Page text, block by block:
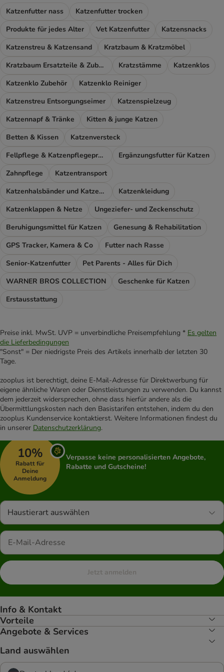
Katzenfutter nass
Katzenfutter trocken
Produkte für jedes Alter
Vet Katzenfutter
Katzensnacks
Katzenstreu & Katzensand
Kratzbaum & Kratzmöbel
Kratzbaum Ersatzteile & Zubehör
Kratzstämme
Katzenklos
Katzenklo Zubehör
Katzenklo Reiniger
Katzenstreu Entsorgungseimer
Katzenspielzeug
Katzennapf & Tränke
Kitten & junge Katzen
Betten & Kissen
Katzenversteck
Fellpflege & Katzenpflegeprodukte
Ergänzungsfutter für Katzen
Zahnpflege
Katzentransport
Katzenhalsbänder und Katzengeschirr
Katzenkleidung
Katzenklappen & Netze
Ungeziefer- und Zeckenschutz
Beruhigungsmittel für Katzen
Genesung & Rehabilitation
GPS Tracker, Kamera & Co
Futter nach Rasse
Senior-Katzenfutter
Pet Parents - Alles für Dich
WARNER BROS COLLECTION
Geschenke für Katzen
Erstausstattung
Preise inkl. MwSt. UVP = unverbindliche Preisempfehlung * Es gelten
die Lieferbedingungen
"Sonst" = Der niedrigste Preis des Artikels innerhalb der letzten 30
Tage.
zooplus ist berechtigt, deine E-Mail-Adresse für Direktwerbung für
eigene ähnliche Waren oder Dienstleistungen zu verwenden. Du kannst
dem jederzeit widersprechen, ohne dass hierfür andere als die
Übermittlungskosten nach den Basistarifen entstehen, indem du den
zooplus Kundenservice kontaktierst. Weitere Informationen findest du
in unserer Datenschutzerklärung.
10%
Rabatt für
Deine
Anmeldung
Verpasse keine personalisierten Angebote,
Rabatte und Gutscheine!
Haustierart auswählen
Jetzt anmelden
Info & Kontakt
Vorteile
Angebote & Services
Land auswählen